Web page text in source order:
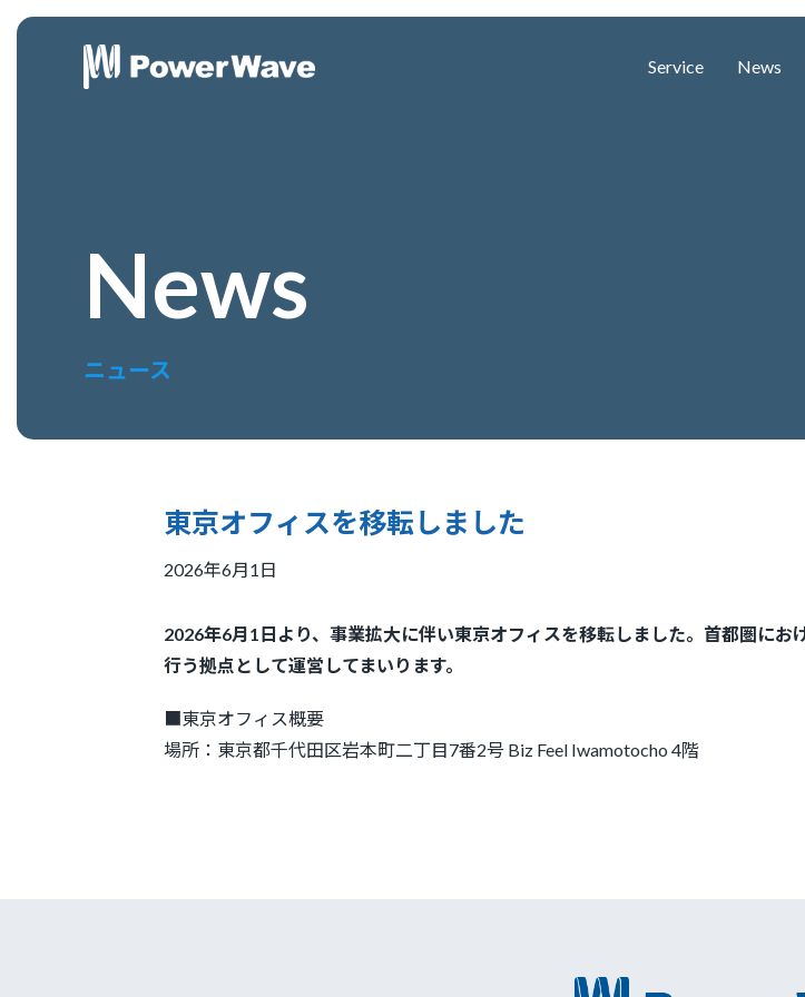
Service News
News
ニュース
東京オフィスを移転しました
2026年6月1日
2026年6月1日より、事業拡大に伴い東京オフィスを移転しました。首都圏に
行う拠点として運営してまいります。
■東京オフィス概要
場所：東京都千代田区岩本町二丁目7番2号 Biz Feel Iwamotocho 4階